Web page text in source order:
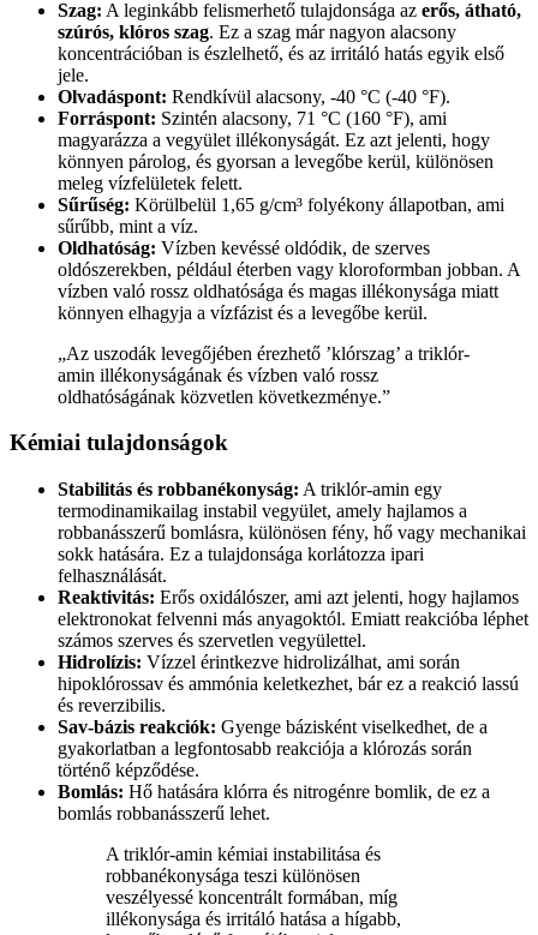
Szag: A leginkább felismerhető tulajdonsága az erős, átható,
szúrós, klóros szag. Ez a szag már nagyon alacsony
koncentrációban is észlelhető, és az irritáló hatás egyik első
jele.
Olvadáspont: Rendkívül alacsony, -40 °C (-40 °F).
Forráspont: Szintén alacsony, 71 °C (160 °F), ami
magyarázza a vegyület illékonyságát. Ez azt jelenti, hogy
könnyen párolog, és gyorsan a levegőbe kerül, különösen
meleg vízfelületek felett.
Sűrűség: Körülbelül 1,65 g/cm³ folyékony állapotban, ami
sűrűbb, mint a víz.
Oldhatóság: Vízben kevéssé oldódik, de szerves
oldószerekben, például éterben vagy kloroformban jobban. A
vízben való rossz oldhatósága és magas illékonysága miatt
könnyen elhagyja a vízfázist és a levegőbe kerül.
„Az uszodák levegőjében érezhető ’klórszag’ a triklór-
amin illékonyságának és vízben való rossz
oldhatóságának közvetlen következménye.”
Kémiai tulajdonságok
Stabilitás és robbanékonyság: A triklór-amin egy
termodinamikailag instabil vegyület, amely hajlamos a
robbanásszerű bomlásra, különösen fény, hő vagy mechanikai
sokk hatására. Ez a tulajdonsága korlátozza ipari
felhasználását.
Reaktivitás: Erős oxidálószer, ami azt jelenti, hogy hajlamos
elektronokat felvenni más anyagoktól. Emiatt reakcióba léphet
számos szerves és szervetlen vegyülettel.
Hidrolízis: Vízzel érintkezve hidrolizálhat, ami során
hipoklórossav és ammónia keletkezhet, bár ez a reakció lassú
és reverzibilis.
Sav-bázis reakciók: Gyenge bázisként viselkedhet, de a
gyakorlatban a legfontosabb reakciója a klórozás során
történő képződése.
Bomlás: Hő hatására klórra és nitrogénre bomlik, de ez a
bomlás robbanásszerű lehet.
A triklór-amin kémiai instabilitása és
robbanékonysága teszi különösen
veszélyessé koncentrált formában, míg
illékonysága és irritáló hatása a hígabb,